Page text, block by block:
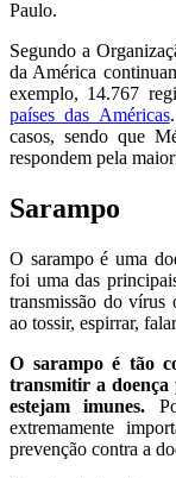
Paulo.
Segundo a
da América
exemplo, 14.767
países das Américas
casos, sendo que
respondem pela
Sarampo
O sarampo é uma
foi uma das
transmissão do vírus
ao tossir, espirrar,
O sarampo é tão
transmitir a doença
estejam imunes.
extremamente
prevenção contra a